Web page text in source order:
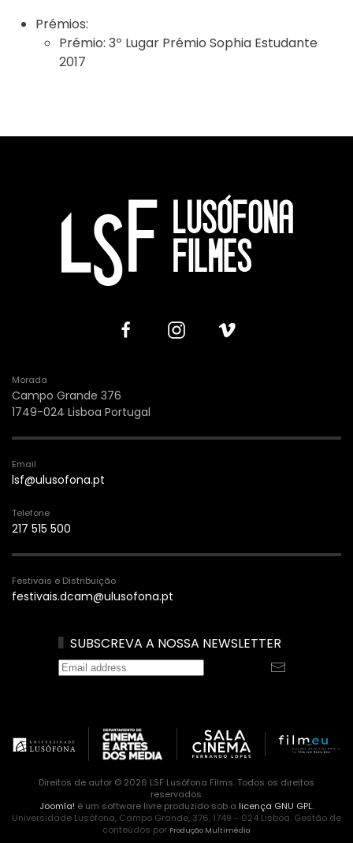
Prémios:
Prémio: 3º Lugar Prémio Sophia Estudante
2017
Morada
Campo Grande 376
1749-024 Lisboa Portugal
Email
lsf@ulusofona.pt
Telefone
217 515 500
Festivais e Distribuição
festivais.dcam@ulusofona.pt
SUBSCREVA A NOSSA NEWSLETTER
Direitos de autor © 2026 LSF Lusófona Films. Todos os direitos
reservados.
Joomla! é um software livre produzido sob a licença GNU GPL.
Universidade Lusófona, Campo Grande, 376, 1749 - 024 Lisboa. Gestão de
conteúdos por Produção Multimédia